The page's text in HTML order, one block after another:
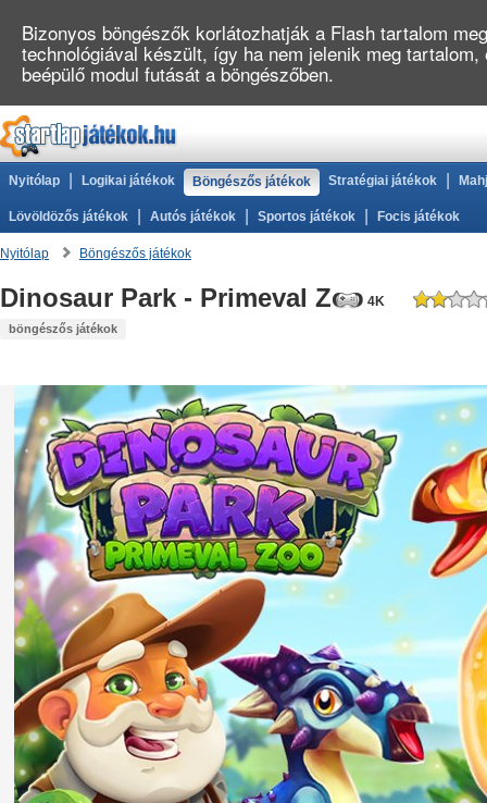
Nyitólap Logikai játékok Böngészős játékok Stratégiai játékok
Lövöldözős játékok Autós játékok Sportos játékok Focis játékok
Nyitólap Böngészős játékok
Dinosaur Park - Primeval Zoo
böngészős játékok
4K
Bizonyos böngészők korlátozhatják a Flash tartalom
technológiával készült, így ha nem jelenik meg
beépülő modul futását a böngészőben.